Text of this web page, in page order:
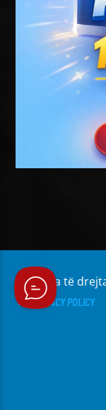
Të gjitha të
PRIVACY POLICY